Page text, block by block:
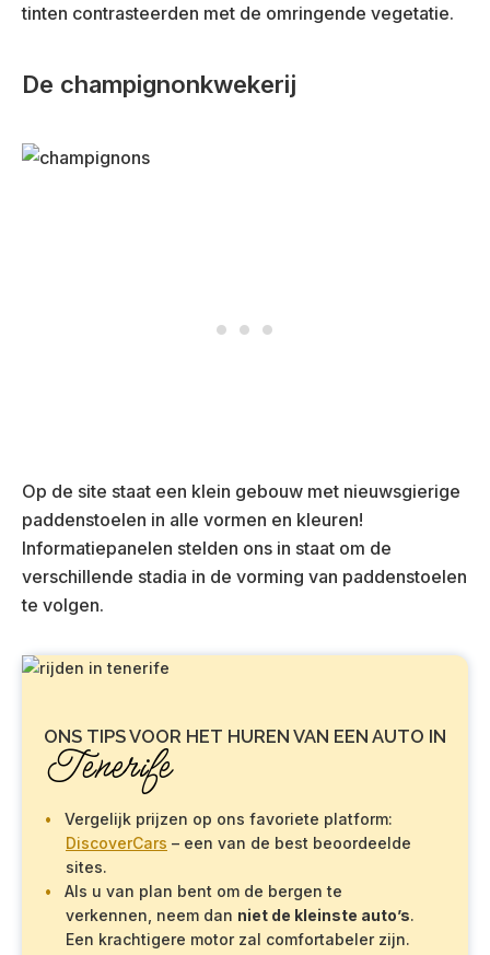
tinten contrasteerden met de omringende vegetatie.
De champignonkwekerij
Op de site staat een klein gebouw met nieuwsgierige
paddenstoelen in alle vormen en kleuren!
Informatiepanelen stelden ons in staat om de
verschillende stadia in de vorming van paddenstoelen
te volgen.
ONS TIPS VOOR HET HUREN VAN EEN AUTO IN
Tenerife
Vergelijk prijzen op ons favoriete platform:
DiscoverCars – een van de best beoordeelde
sites.
Als u van plan bent om de bergen te
verkennen, neem dan niet de kleinste auto’s.
Een krachtigere motor zal comfortabeler zijn.